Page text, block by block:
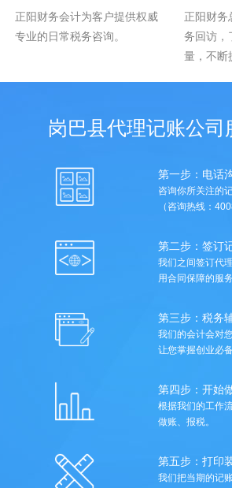
正阳财务会计为客户提供权威
专业的日常税务咨询。
正阳财务
务回访，
量，不断
岗巴县代理记账公司
第一步：电话
咨询你所关注的
（咨询热线：
第二步：签订
我们之间签订代
用合同保障的服务
第三步：税务
我们的会计会对
让您掌握创业必
第四步：开始
根据我们的工作
做账、报税。
第五步：打印
我们把当期的记